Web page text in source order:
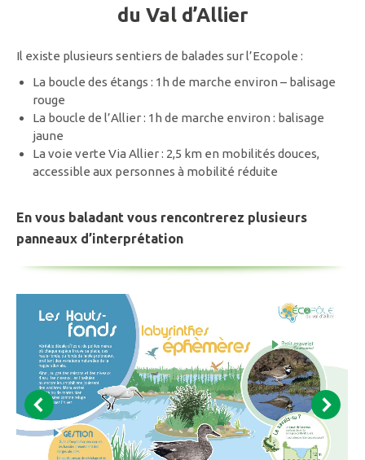
du Val d’Allier
Il existe plusieurs sentiers de balades sur l’Ecopole :
La boucle des étangs : 1h de marche environ – balisage
rouge
La boucle de l’Allier : 1h de marche environ : balisage
jaune
La voie verte Via Allier : 2,5 km en mobilités douces,
accessible aux personnes à mobilité réduite
En vous baladant vous rencontrerez plusieurs
panneaux d’interprétation